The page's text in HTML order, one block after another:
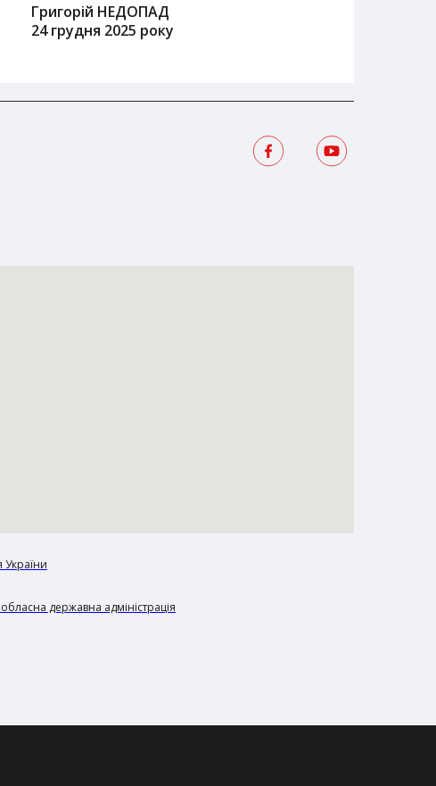
Григорій НЕДОПАД
24 грудня 2025 року
України
державна адміністрація